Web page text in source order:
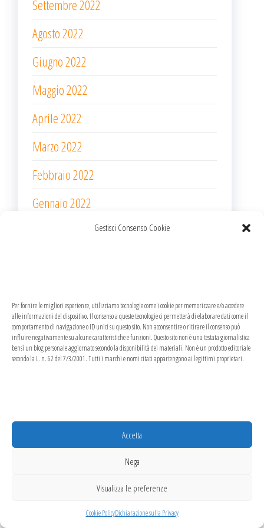
Gestisci Consenso Cookie
Per fornire le migliori esperienze, utilizziamo tecnologie come i cookie per memorizzare e/o accedere
alle informazioni del dispositivo. Il consenso a queste tecnologie ci permetterà di elaborare dati come il
comportamento di navigazione o ID unici su questo sito. Non acconsentire o ritirare il consenso può
influire negativamente su alcune caratteristiche e funzioni. Questo sito non è una testata giornalistica
bensì un blog personale aggiornato secondo la disponibilità dei materiali. Non è un prodotto editoriale
secondo la L. n. 62 del 7/3/2001. Tutti i marchi e nomi citati appartengono ai legittimi proprietari.
Accetta
Nega
Visualizza le preferenze
Cookie PolicyDichiarazione sulla Privacy
Settembre 2022
Agosto 2022
Giugno 2022
Maggio 2022
Aprile 2022
Marzo 2022
Febbraio 2022
Gennaio 2022
Dicembre 2021
Settembre 2021
Agosto 2021
Febbraio 2021